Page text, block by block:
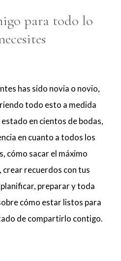
para todo lo
has sido novia o novio,
todo esto a medida
en cientos de bodas,
en cuanto a todos los
cómo sacar el máximo
crear recuerdos con tus
preparar y toda
cómo estar listos para
de compartirlo contigo.